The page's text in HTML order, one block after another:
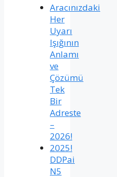
Aracınızdaki
Her
Uyarı
Işığının
Anlamı
ve
Çözümü
Tek
Bir
Adreste
–
2026!
2025!
DDPai
N5